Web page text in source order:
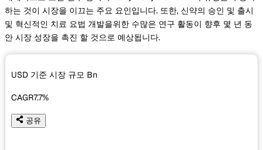
하는 것이 시장을 이끄는 주요 요인입니다. 또한, 신약의 승인 및 출시
및 혁신적인 치료 요법 개발을위한 수많은 연구 활동이 향후 몇 년 동
안 시장 성장을 촉진 할 것으로 예상됩니다.
USD 기준 시장 규모 Bn
CAGR7.7%
공유